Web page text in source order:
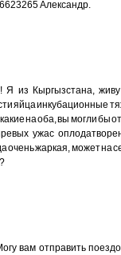
Александр.
Я из Кыргызстана,
яйца инкубационные
на оба, вы могли бы
ужас
очень жаркая, может на
вам отправить